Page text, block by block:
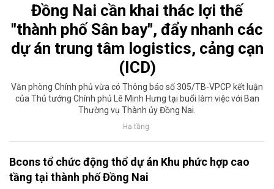
Đồng Nai cần khai thác lợi thế
"thành phố Sân bay", đẩy nhanh các
dự án trung tâm logistics, cảng cạn
(ICD)
Văn phòng Chính phủ vừa có Thông báo số 305/TB-VPCP kết luận
của Thủ tướng Chính phủ Lê Minh Hưng tại buổi làm việc với Ban
Thường vụ Thành ủy Đồng Nai.
Hạ tầng
Bcons tổ chức động thổ dự án Khu phức hợp cao
tầng tại thành phố Đồng Nai